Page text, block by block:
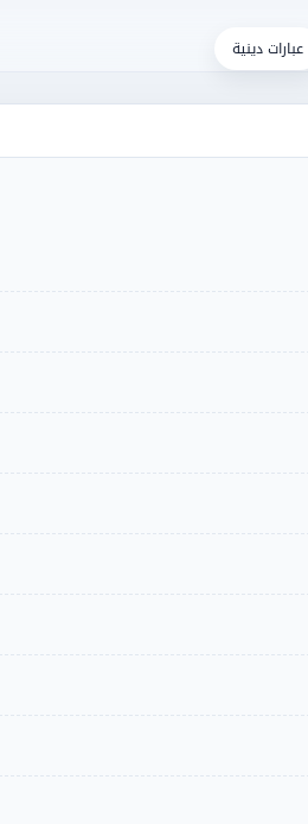
عبارات دينية